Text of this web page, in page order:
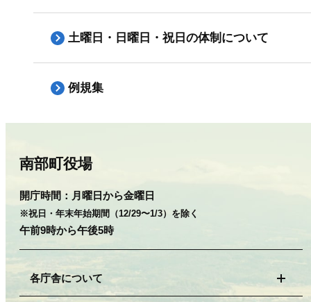
土曜日・日曜日・祝日の体制について
例規集
南部町役場
開庁時間： 月曜日から金曜日
※祝日・年末年始期間（12/29〜1/3）を除く
午前9時から午後5時
各庁舎について